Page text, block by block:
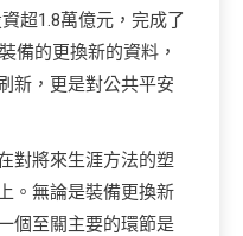
超1.8萬億元，完成了
備的更換新的資料，
新，更是對公共平安
對將來生涯方法的塑
。無論是裝備更換新
個至關主要的環節是